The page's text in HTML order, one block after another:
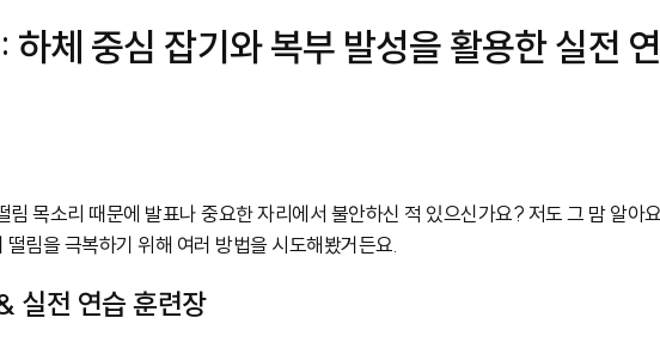
하체 중심 잡기와 복부 발성을 활용한 실전 연
목소리 때문에 발표나 중요한 자리에서 불안하신 적 있으신가요? 저도 그 맘 알아
림을 극복하기 위해 여러 방법을 시도해봤거든요.
실전 연습 훈련장